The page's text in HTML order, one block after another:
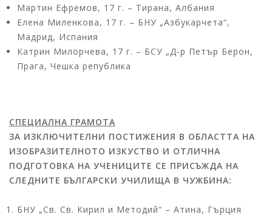
Мартин Ефремов, 17 г. – Тирана, Албания
Елена Миленкова, 17 г. – БНУ „Азбукарчета“,
Мадрид, Испания
Катрин Милорчева, 17 г. – БСУ „Д-р Петър Берон,
Прага, Чешка република
СПЕЦИАЛНА ГРАМОТА
ЗА ИЗКЛЮЧИТЕЛНИ ПОСТИЖЕНИЯ В ОБЛАСТТА НА
ИЗОБРАЗИТЕЛНОТО ИЗКУСТВО И ОТЛИЧНА
ПОДГОТОВКА НА УЧЕНИЦИТЕ СЕ ПРИСЪЖДА НА
СЛЕДНИТЕ БЪЛГАРСКИ УЧИЛИЩА В ЧУЖБИНА:
БНУ „Св. Св. Кирил и Методий“ – Атина, Гърция